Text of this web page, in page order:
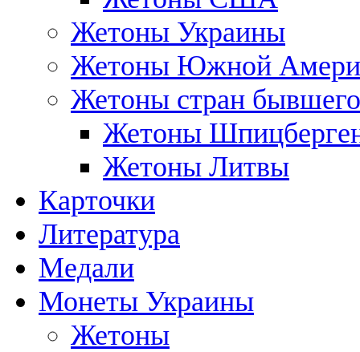
Жетоны Украины
Жетоны Южной
Жетоны стран
Жетоны
Жетоны Литвы
Карточки
Литература
Медали
Монеты Украины
Жетоны